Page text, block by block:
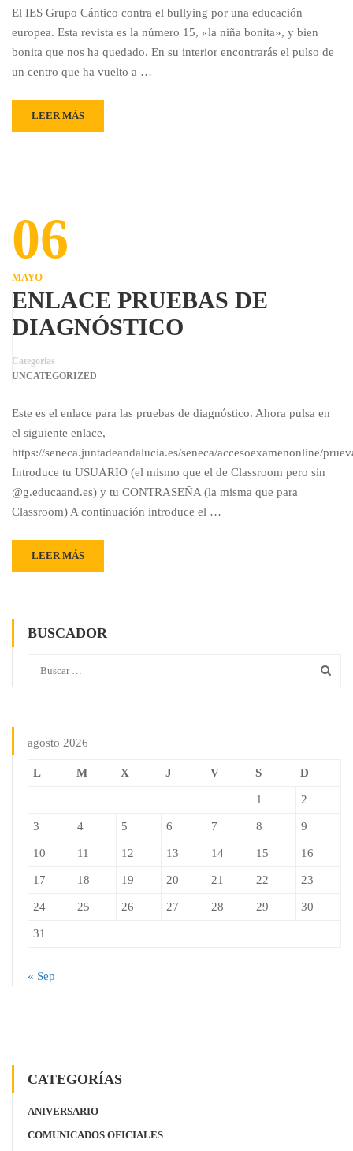
El IES Grupo Cántico contra el bullying por una educación
europea. Esta revista es la número 15, «la niña bonita», y bien
bonita que nos ha quedado. En su interior encontrarás el pulso de
un centro que ha vuelto a …
LEER MÁS
06
MAYO
ENLACE PRUEBAS DE
DIAGNÓSTICO
Categorías
UNCATEGORIZED
Este es el enlace para las pruebas de diagnóstico. Ahora pulsa en
el siguiente enlace,
https://seneca.juntadeandalucia.es/seneca/accesoexamenonline/
Introduce tu USUARIO (el mismo que el de Classroom pero sin
@g.educaand.es) y tu CONTRASEÑA (la misma que para
Classroom) A continuación introduce el …
LEER MÁS
BUSCADOR
agosto 2026
L M X J V S D
1 2
3 4 5 6 7 8 9
10 11 12 13 14 15 16
17 18 19 20 21 22 23
24 25 26 27 28 29 30
31
« Sep
CATEGORÍAS
ANIVERSARIO
COMUNICADOS OFICIALES